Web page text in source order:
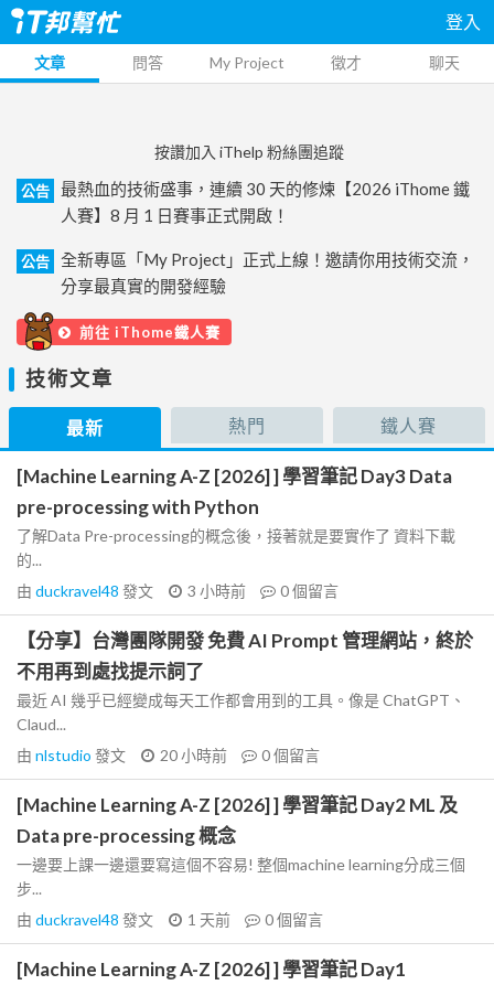
登入
文章 問答 My Project 徵才 聊天
按讚加入 iThelp 粉絲團追蹤
公告
最熱血的技術盛事，連續 30 天的修煉【2026 iThome 鐵
人賽】8 月 1 日賽事正式開啟！
公告
全新專區「My Project」正式上線！邀請你用技術交流，
分享最真實的開發經驗
前往 iThome鐵人賽
技術文章
最新 熱門 鐵人賽
[Machine Learning A-Z [2026] ] 學習筆記 Day3 Data
pre-processing with Python
了解Data Pre-processing的概念後，接著就是要實作了 資料下載
的...
由 duckravel48 發文 3 小時前 0個留言
【分享】台灣團隊開發 免費 AI Prompt 管理網站，終於
不用再到處找提示詞了
最近 AI 幾乎已經變成每天工作都會用到的工具。像是 ChatGPT、
Claud...
由 nlstudio 發文 20 小時前 0個留言
[Machine Learning A-Z [2026] ] 學習筆記 Day2 ML 及
Data pre-processing 概念
一邊要上課一邊還要寫這個不容易! 整個machine learning分成三個
步...
由 duckravel48 發文 1 天前 0個留言
[Machine Learning A-Z [2026] ] 學習筆記 Day1